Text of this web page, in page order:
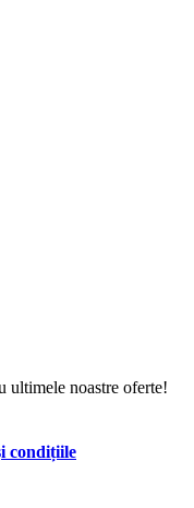
ultimele noastre oferte!
condițiile